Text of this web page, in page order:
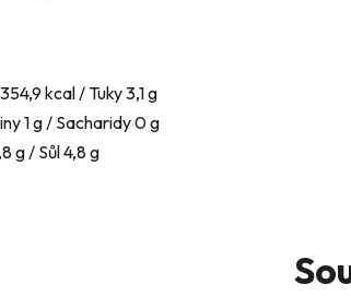
kcal / Tuky 3,1 g
1 g / Sacharidy 0 g
g / Sůl 4,8 g